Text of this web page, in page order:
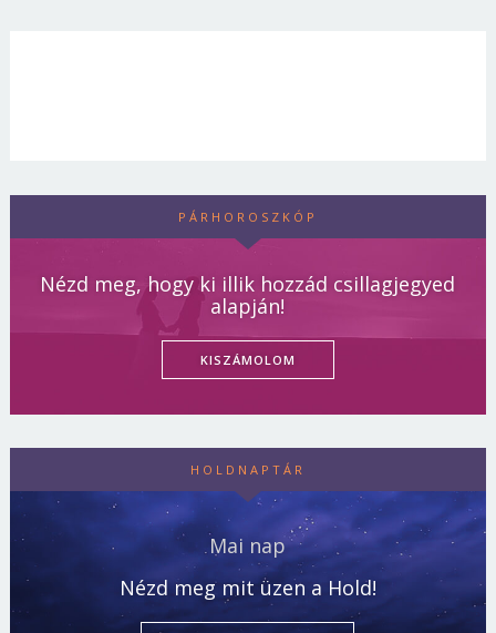
PÁRHOROSZKÓP
Nézd meg, hogy ki illik hozzád csillagjegyed
alapján!
KISZÁMOLOM
HOLDNAPTÁR
Mai nap
Nézd meg mit üzen a Hold!